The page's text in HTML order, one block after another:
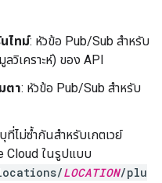
ไทม์: หัวข้อ Pub/Sub สำหรับ
วิเคราะห์) ของ API
ตา: หัวข้อ Pub/Sub สำหรับ
ที่ไม่ซ้ำกันสำหรับเกตเวย์
Cloud ในรูปแบบ
LOCATION/plu